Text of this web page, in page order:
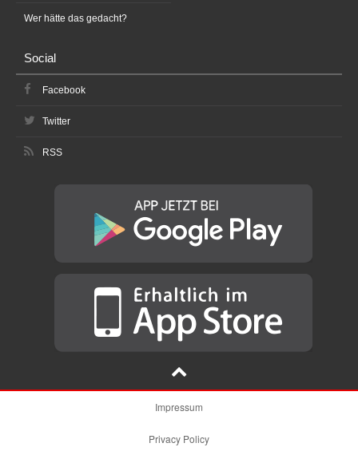
Wer hätte das gedacht?
Social
Facebook
Twitter
RSS
Impressum
Privacy Policy